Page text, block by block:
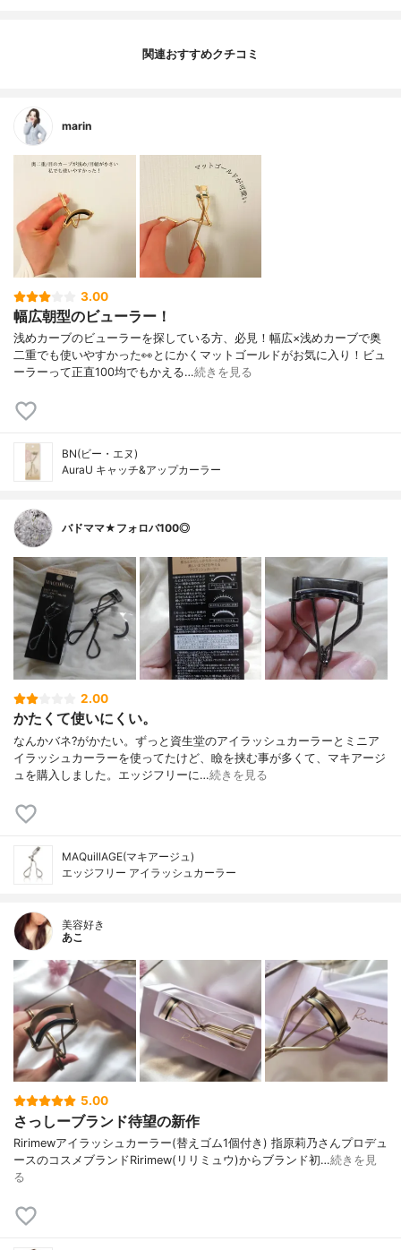
関連おすすめクチコミ
marin
3.00
幅広朝型のビューラー！
浅めカーブのビューラーを探している方、必見！幅広×浅めカーブで奥
二重でも使いやすかった👀とにかくマットゴールドがお気に入り！ビュ
ーラーって正直100均でもかえる…続きを見る
BN(ビー・エヌ)
AuraU キャッチ&アップカーラー
バドママ★フォロバ100◎
2.00
かたくて使いにくい。
なんかバネ?がかたい。ずっと資生堂のアイラッシュカーラーとミニア
イラッシュカーラーを使ってたけど、瞼を挟む事が多くて、マキアージ
ュを購入しました。エッジフリーに…続きを見る
MAQuillAGE(マキアージュ)
エッジフリー アイラッシュカーラー
美容好き
あこ
5.00
さっしーブランド待望の新作
⁡Ririmew⁡⁡アイラッシュカーラー⁡⁡⁡(替えゴム1個付き) ⁡⁡⁡⁡⁡指原莉乃さんプロデュ
ースのコスメブランドRirimew(リリミュウ)からブランド初…続きを見
る